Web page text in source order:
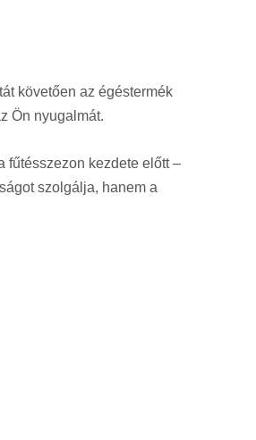
követően az égéstermék
Ön nyugalmát.
fűtésszezon kezdete előtt –
szolgálja, hanem a